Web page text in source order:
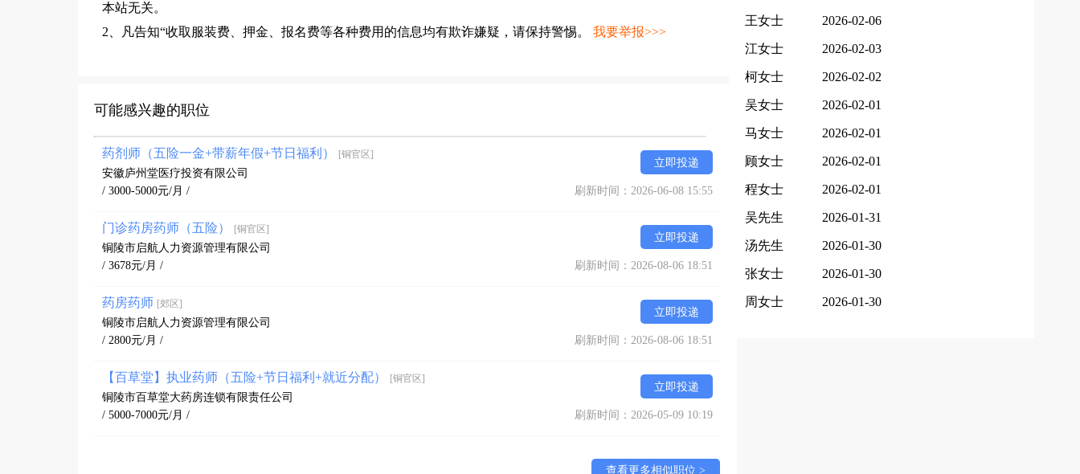
本站无关。
2、凡告知“收取服装费、押金、报名费等各种费用的信息均有欺诈嫌疑，请保持警惕。 我要举报>>>
可能感兴趣的职位
药剂师（五险一金+带薪年假+节日福利） [铜官区]
立即投递
安徽庐州堂医疗投资有限公司
/ 3000-5000元/月 /
刷新时间：2026-06-08 15:55
门诊药房药师（五险） [铜官区]
立即投递
铜陵市启航人力资源管理有限公司
/ 3678元/月 /
刷新时间：2026-08-06 18:51
药房药师 [郊区]
立即投递
铜陵市启航人力资源管理有限公司
/ 2800元/月 /
刷新时间：2026-08-06 18:51
【百草堂】执业药师（五险+节日福利+就近分配） [铜官区]
立即投递
铜陵市百草堂大药房连锁有限责任公司
/ 5000-7000元/月 /
刷新时间：2026-05-09 10:19
查看更多相似职位 >
王女士 2026-02-06
江女士 2026-02-03
柯女士 2026-02-02
吴女士 2026-02-01
马女士 2026-02-01
顾女士 2026-02-01
程女士 2026-02-01
吴先生 2026-01-31
汤先生 2026-01-30
张女士 2026-01-30
周女士 2026-01-30